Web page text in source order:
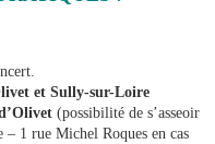
et Sully-sur-Loire
(possibilité de s’asseoir
1 rue Michel Roques en cas